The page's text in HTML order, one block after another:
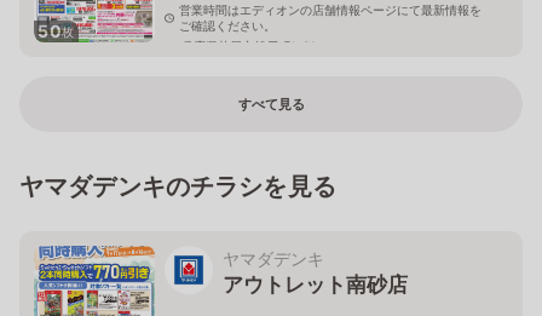
50枚
営業時間はエディオンの店舗情報ページにて最新情報を
ご確認ください。
兵庫県芦屋市船戸町1-31
すべて見る
ヤマダデンキのチラシを見る
ヤマダデンキ
アウトレット南砂店